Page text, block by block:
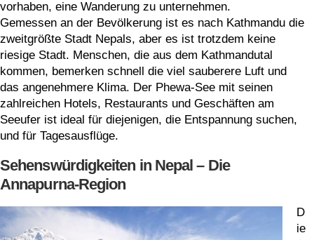
vorhaben, eine Wanderung zu unternehmen.
Gemessen an der Bevölkerung ist es nach Kathmandu die
zweitgrößte Stadt Nepals, aber es ist trotzdem keine
riesige Stadt. Menschen, die aus dem Kathmandutal
kommen, bemerken schnell die viel sauberere Luft und
das angenehmere Klima. Der Phewa-See mit seinen
zahlreichen Hotels, Restaurants und Geschäften am
Seeufer ist ideal für diejenigen, die Entspannung suchen,
und für Tagesausflüge.
Sehenswürdigkeiten in Nepal – Die
Annapurna-Region
D
ie